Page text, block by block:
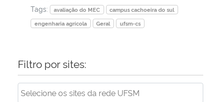
Tags:
avaliação do MEC
campus cachoeira do sul
engenharia agrícola
Geral ufsm-cs
Filtro por sites: